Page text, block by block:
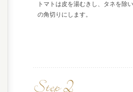
トマトは皮を湯むきし、タネを除
の角切りにします。